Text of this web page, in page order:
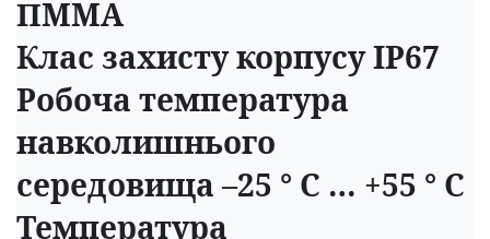
ПММА
Клас захисту корпусу IP67
Робоча температура
навколишнього
середовища –25 ° C … +55 ° C
Температура